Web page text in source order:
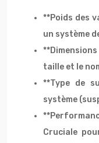
**Poids des
un système
taille et le
**Type de
système
Cruciale